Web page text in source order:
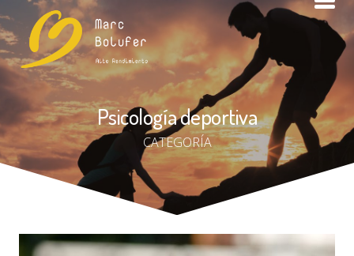
Psicología deportiva
CATEGORÍA